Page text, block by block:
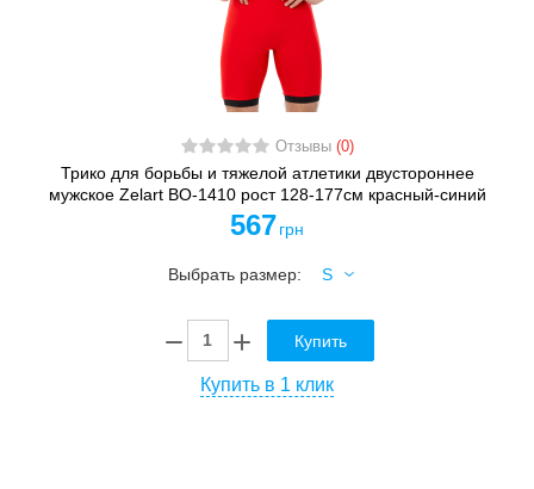
Отзывы (0)
Трико для борьбы и тяжелой атлетики двустороннее
мужское Zelart BO-1410 рост 128-177см красный-синий
567 грн
Выбрать размер:
Купить
Купить в 1 клик